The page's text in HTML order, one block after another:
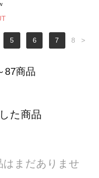
5 6 7 8 >
87商品
た商品
はまだありませ